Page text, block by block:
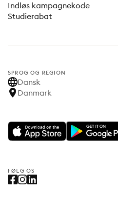
Indløs kampagnekode
Studierabat
SPROG OG REGION
Dansk
Danmark
FØLG OS